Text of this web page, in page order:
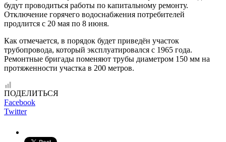
будут проводиться работы по капитальному ремонту.
Отключение горячего водоснабжения потребителей
продлится с 20 мая по 8 июня.
Как отмечается, в порядок будет приведён участок
трубопровода, который эксплуатировался с 1965 года.
Ремонтные бригады поменяют трубы диаметром 150 мм на
протяженности участка в 200 метров.
ПОДЕЛИТЬСЯ
Facebook
Twitter